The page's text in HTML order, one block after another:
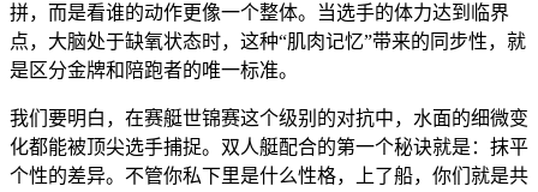
拼，而是看谁的动作更像一个整体。当选手的体力达到临界
点，大脑处于缺氧状态时，这种“肌肉记忆”带来的同步性，就
是区分金牌和陪跑者的唯一标准。
我们要明白，在赛艇世锦赛这个级别的对抗中，水面的细微变
化都能被顶尖选手捕捉。双人艇配合的第一个秘诀就是：抹平
个性的差异。不管你私下里是什么性格，上了船，你们就是共